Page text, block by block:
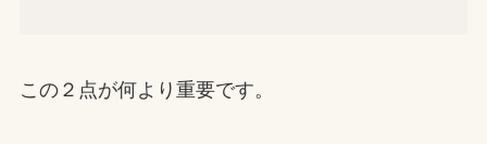
この２点が何より重要です。